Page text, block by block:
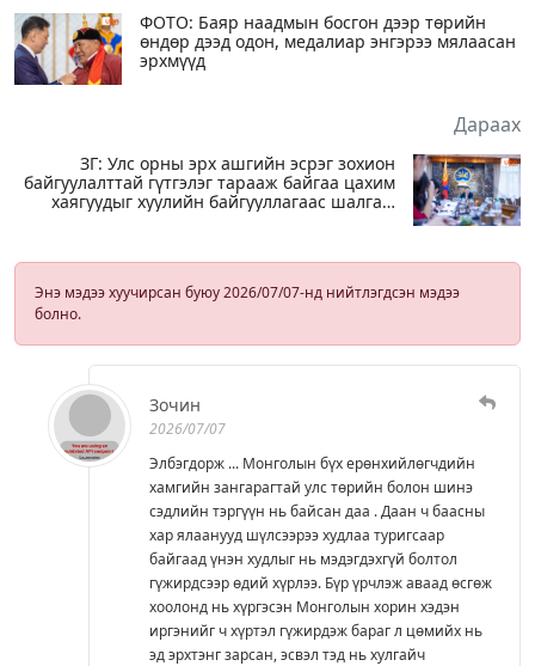
ФОТО: Баяр наадмын босгон дээр төрийн
өндөр дээд одон, медалиар энгэрээ мялаасан
эрхмүүд
Дараах
ЗГ: Улс орны эрх ашгийн эсрэг зохион
байгуулалттай гүтгэлэг тарааж байгаа цахим
хаягуудыг хуулийн байгууллагаас шалгаж
Энэ мэдээ хуучирсан буюу 2026/07/07-нд нийтлэгдсэн мэдээ
болно.
Зочин
2026/07/07
Элбэгдорж ... Монголын бүх ерөнхийлөгчдийн
хамгийн зангарагтай улс төрийн болон шинэ
сэдлийн тэргүүн нь байсан даа . Даан ч баасны
хар ялаанууд шүлсээрээ худлаа туригсаар
байгаад үнэн худлыг нь мэдэгдэхгүй болтол
гүжирдсээр өдий хүрлээ. Бүр үрчлэж аваад өсгөж
хоолонд нь хүргэсэн Монголын хорин хэдэн
иргэнийг ч хүртэл гүжирдэж бараг л цөмийх нь
эд эрхтэнг зарсан, эсвэл тэд нь хулгайч